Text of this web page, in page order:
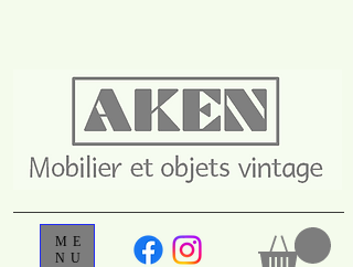
ME
NU